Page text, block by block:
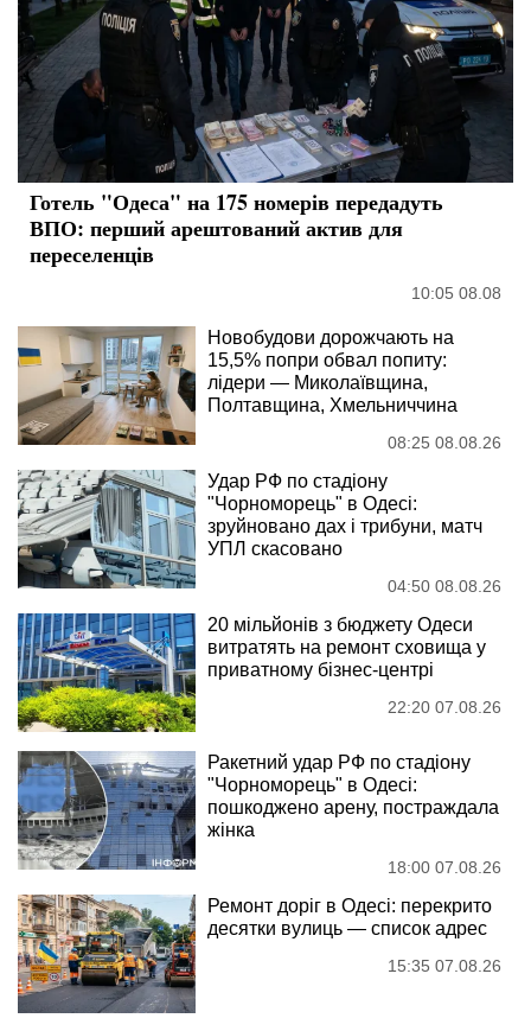
Готель "Одеса" на 175 номерів передадуть
ВПО: перший арештований актив для
переселенців
10:05 08.08
Новобудови дорожчають на
15,5% попри обвал попиту:
лідери — Миколаївщина,
Полтавщина, Хмельниччина
08:25 08.08.26
Удар РФ по стадіону
"Чорноморець" в Одесі:
зруйновано дах і трибуни, матч
УПЛ скасовано
04:50 08.08.26
20 мільйонів з бюджету Одеси
витратять на ремонт сховища у
приватному бізнес-центрі
22:20 07.08.26
Ракетний удар РФ по стадіону
"Чорноморець" в Одесі:
пошкоджено арену, постраждала
жінка
18:00 07.08.26
Ремонт доріг в Одесі: перекрито
десятки вулиць — список адрес
15:35 07.08.26